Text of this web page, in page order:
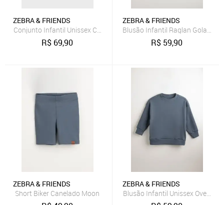
ZEBRA & FRIENDS
Conjunto Infantil Unissex Com Camiseta e Short Azul Retrô
R$ 69,90
ZEBRA & FRIENDS
Blusão Infantil Raglan Gola Alta
R$ 59,90
ZEBRA & FRIENDS
Short Biker Canelado Moon
ZEBRA & FRIENDS
Blusão Infantil Unissex